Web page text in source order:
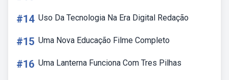
#14 Uso Da Tecnologia Na Era Digital Redação
#15 Uma Nova Educação Filme Completo
#16 Uma Lanterna Funciona Com Tres Pilhas